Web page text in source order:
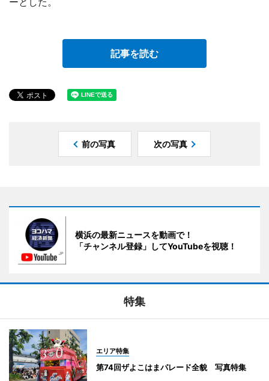
記事を読む
前の写真 次の写真
横浜の最新ニュースを動画で！
「チャンネル登録」してYouTubeを視聴！
特集
エリア特集
第74回ザよこはまパレード全貌 写真特集